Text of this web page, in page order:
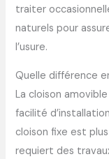
traiter
naturels pour
l’usure.
Quelle différence
La cloison
facilité
cloison fixe est
requiert des